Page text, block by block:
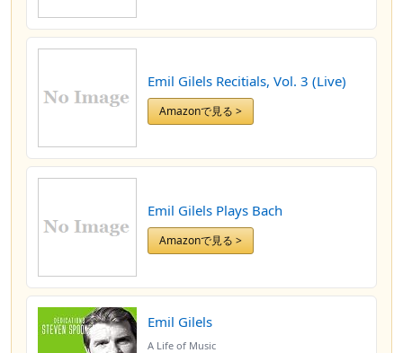
Emil Gilels Recitials, Vol. 3 (Live)
Amazonで見る >
Emil Gilels Plays Bach
Amazonで見る >
Emil Gilels
A Life of Music